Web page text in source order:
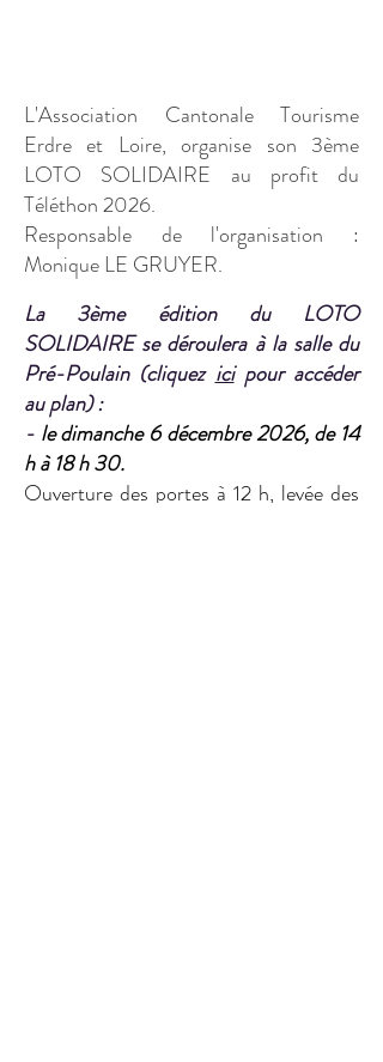
L'Association Cantonale Tourisme
Erdre et Loire, organise son 3ème
LOTO SOLIDAIRE au profit du
Téléthon 2026.
Responsable de l'organisation :
Monique LE GRUYER.
La 3ème édition du LOTO
SOLIDAIRE se déroulera à la salle du
Pré-Poulain (cliquez icipour accéder
au plan) :
- le dimanche 6 décembre 2026, de 14
h à 18 h 30.
Ouverture des portes à 12 h, levée des